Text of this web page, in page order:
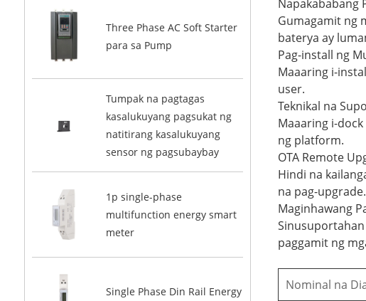
Three Phase AC Soft Starter
para sa Pump
Tumpak na pagtagas
kasalukuyang pagsukat ng
natitirang kasalukuyang
sensor ng pagsubaybay
1p single-phase
multifunction energy smart
meter
Single Phase Din Rail Energy
Napakababang
Gumagamit ng
baterya ay
Pag-install ng
Maaaring i-
user.
Teknikal na
Maaaring i-
ng platform.
OTA Remote
Hindi na
na pag-upgrade.
Maginhawang
paggamit ng
Nominal na